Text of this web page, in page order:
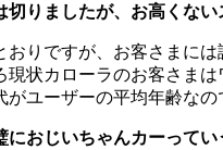
切りましたが、お高くない
りですが、お客さまには
現状カローラのお客さまは
ユーザーの平均年齢なの
おじいちゃんカーってい